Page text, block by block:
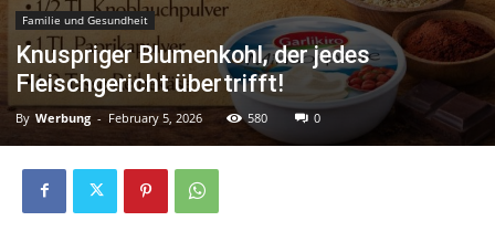
Familie und Gesundheit
Knuspriger Blumenkohl, der jedes
Fleischgericht übertrifft!
By Werbung - February 5, 2026 580 0